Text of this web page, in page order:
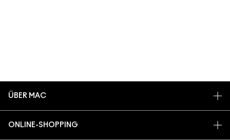
ÜBER MAC
UNSERE ARTISTS
ONLINE-SHOPPING